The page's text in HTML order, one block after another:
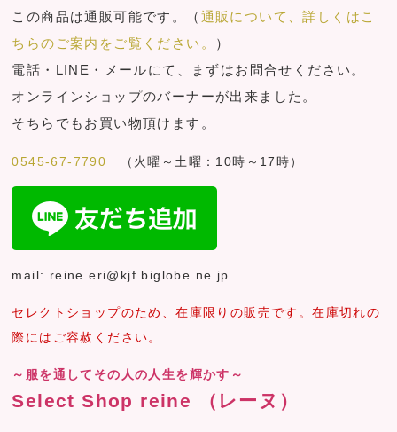
この商品は通販可能です。（ 通販について、詳しくはこ
ちらのご案内をご覧ください。
）
電話・LINE・メールにて、まずはお問合せください。
オンラインショップのバーナーが出来ました。
そちらでもお買い物頂けます。
0545-67-7790 （火曜～土曜：10時～17時）
mail: reine.eri@kjf.biglobe.ne.jp
セレクトショップのため、在庫限りの販売です。在庫切れの
際にはご容赦ください。
～服を通してその人の人生を輝かす～
Select Shop reine （レーヌ）